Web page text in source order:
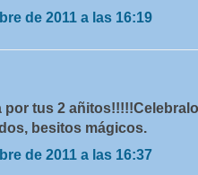
de 2011 a las 16:19
por tus 2
besitos mágicos.
de 2011 a las 16:37